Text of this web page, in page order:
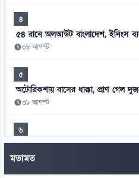
৪
৫৪ রানে অলআউট বাংলাদেশ, ইনিংস
০৮ আগস্ট
৫
অটোরিকশায় বাসের ধাক্কা, প্রাণ গেল
০৮ আগস্ট
৬
গণঅভ্যুত্থানের সঙ্গে প্রথম বেইমানি
০৮ আগস্ট
মতামত